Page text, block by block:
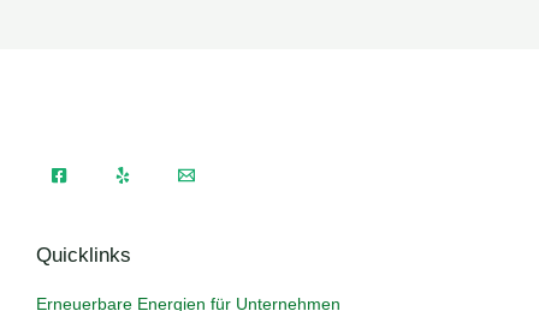
Quicklinks
Erneuerbare Energien für Unternehmen